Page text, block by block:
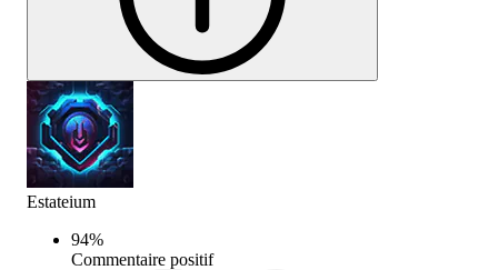
Estateium
94%
Commentaire positif